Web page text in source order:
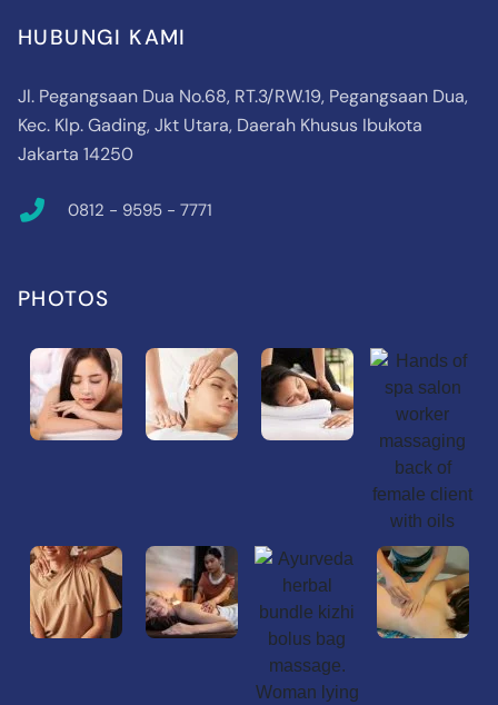
HUBUNGI KAMI
Jl. Pegangsaan Dua No.68, RT.3/RW.19, Pegangsaan Dua,
Kec. Klp. Gading, Jkt Utara, Daerah Khusus Ibukota
Jakarta 14250
0812 - 9595 - 7771
PHOTOS